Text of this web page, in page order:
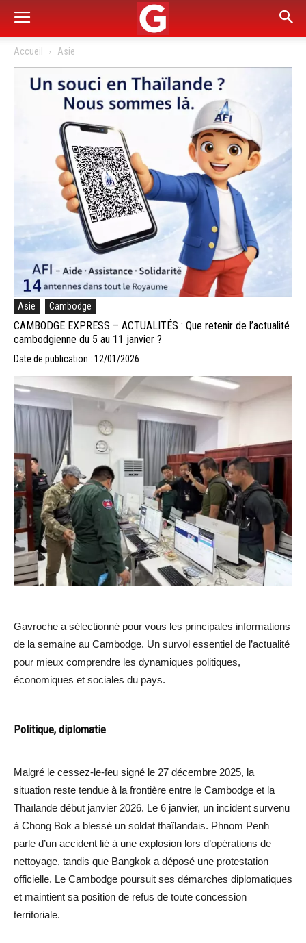
Accueil Asie
Asie Cambodge
CAMBODGE EXPRESS – ACTUALITÉS : Que retenir de l’actualité
cambodgienne du 5 au 11 janvier ?
Date de publication : 12/01/2026
Gavroche a sélectionné pour vous les principales informations
de la semaine au Cambodge. Un survol essentiel de l’actualité
pour mieux comprendre les dynamiques politiques,
économiques et sociales du pays.
Politique, diplomatie
Malgré le cessez-le-feu signé le 27 décembre 2025, la
situation reste tendue à la frontière entre le Cambodge et la
Thaïlande début janvier 2026. Le 6 janvier, un incident survenu
à Chong Bok a blessé un soldat thaïlandais. Phnom Penh
parle d’un accident lié à une explosion lors d’opérations de
nettoyage, tandis que Bangkok a déposé une protestation
officielle. Le Cambodge poursuit ses démarches diplomatiques
et maintient sa position de refus de toute concession
territoriale.